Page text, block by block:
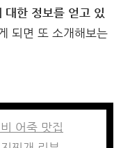
대한 정보를 얻고 있
되면 또 소개해보는
어죽 맛집